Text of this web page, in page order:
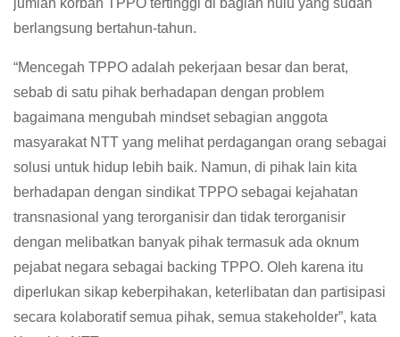
jumlah korban TPPO tertinggi di bagian hulu yang sudah
berlangsung bertahun-tahun.
“Mencegah TPPO adalah pekerjaan besar dan berat,
sebab di satu pihak berhadapan dengan problem
bagaimana mengubah mindset sebagian anggota
masyarakat NTT yang melihat perdagangan orang sebagai
solusi untuk hidup lebih baik. Namun, di pihak lain kita
berhadapan dengan sindikat TPPO sebagai kejahatan
transnasional yang terorganisir dan tidak terorganisir
dengan melibatkan banyak pihak termasuk ada oknum
pejabat negara sebagai backing TPPO. Oleh karena itu
diperlukan sikap keberpihakan, keterlibatan dan partisipasi
secara kolaboratif semua pihak, semua stakeholder”, kata